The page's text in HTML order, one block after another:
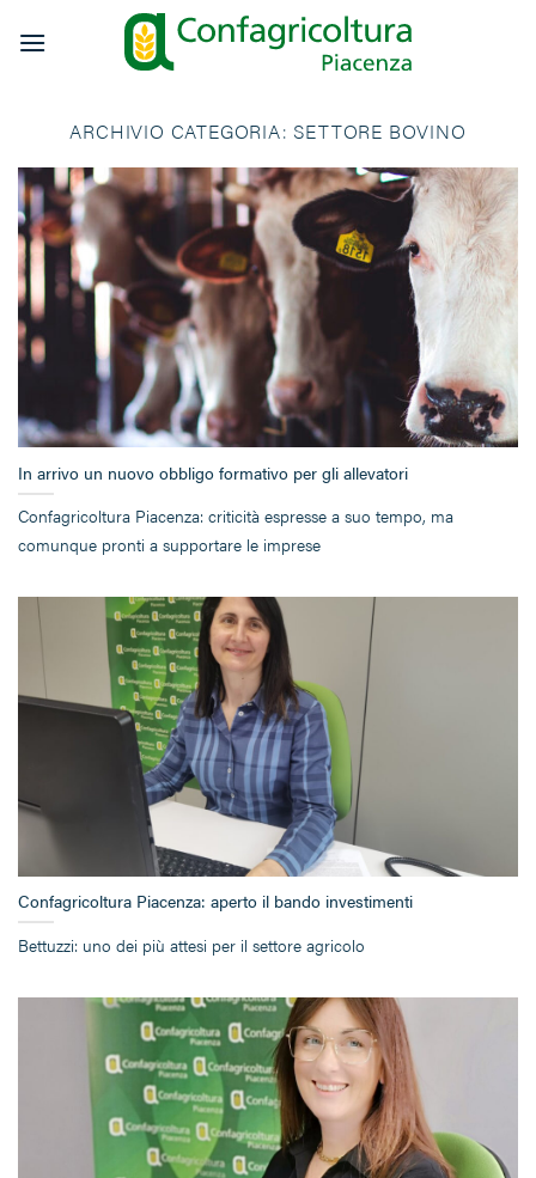
ARCHIVIO CATEGORIA: SETTORE BOVINO
In arrivo un nuovo obbligo formativo per gli allevatori
Confagricoltura Piacenza: criticità espresse a suo tempo, ma
comunque pronti a supportare le imprese
Confagricoltura Piacenza: aperto il bando investimenti
Bettuzzi: uno dei più attesi per il settore agricolo